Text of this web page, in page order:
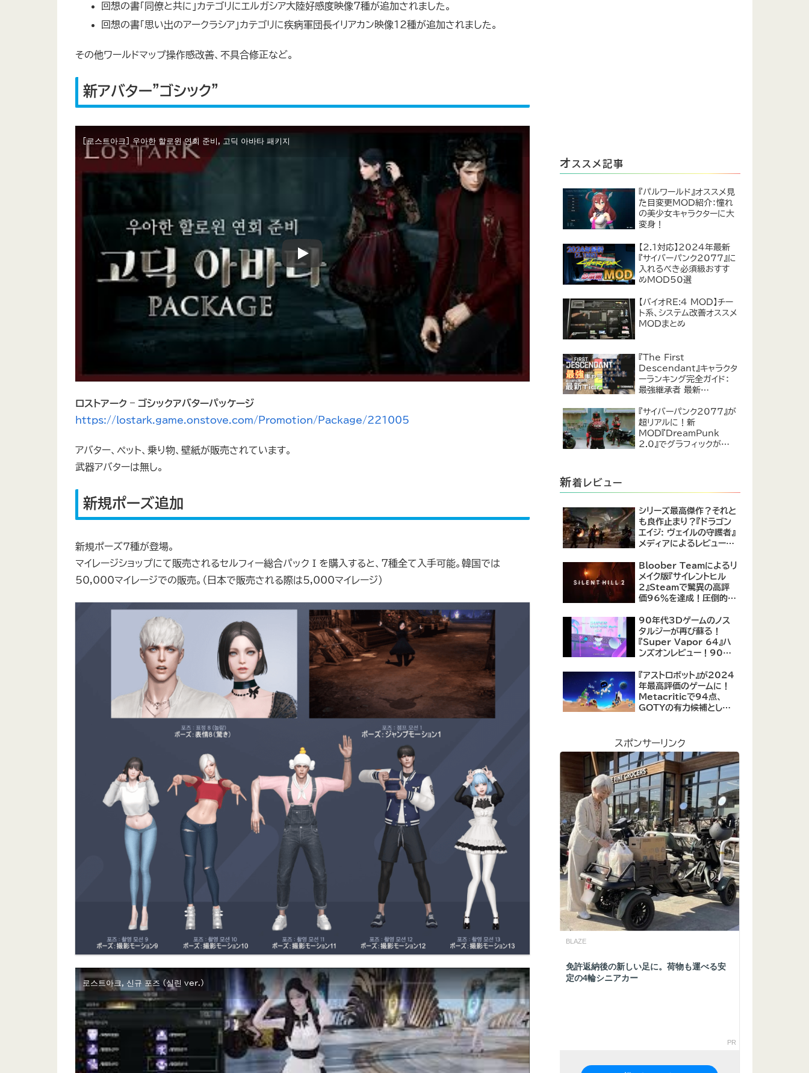
回想の書「同僚と共に」カテゴリにエルガシア大陸好感度映像7種が追加されました。
回想の書「思い出のアークラシア」カテゴリに疾病軍団長イリアカン映像12種が追加されました。
その他ワールドマップ操作感改善、不具合修正など。
新アバター”ゴシック”
[로스트아크] 우아한 할로윈 연회 준비, 고딕 아바타 패키지
ロストアーク – ゴシックアバターパッケージ
https://lostark.game.onstove.com/Promotion/Package/221005
アバター、ペット、乗り物、壁紙が販売されています。
武器アバターは無し。
新規ポーズ追加
新規ポーズ７種が登場。
マイレージショップにて販売されるセルフィー総合パックⅠを購入すると、7種全て入手可能。韓国では
50,000マイレージでの販売。（日本で販売される際は5,000マイレージ）
로스트아크, 신규 포즈 (실린 ver.)
オ ススメ記事
『パルワールド』オススメ見
た目変更MOD紹介：憧れ
の美少女キャラクターに大
変身！
【2.1対応】2024年最新
『サイバーパンク2077』に
入れるべき必須級おすす
めMOD50選
【バイオRE:4 MOD】チー
ト系、システム改善オススメ
MODまとめ
『The First
Descendant』キャラクタ
ーランキング完全ガイド：
最強継承者 最新
『サイバーパンク2077』が
超リアルに！新
MOD『DreamPunk
2.0』でグラフィックが恐ろ
新着レビュー
シリーズ最高傑作？それと
も良作止まり？『ドラゴン
エイジ: ヴェイルの守護者』
メディアによるレビューが
ラクター育成システムは好
評、戦闘システムは賛否あ
り
Bloober Teamによるリ
メイク版『サイレントヒル
2』Steamで驚異の高評
価96％を達成！圧倒的な
の復活
90年代3Dゲームのノス
タルジーが再び蘇る！
『Super Vapor 64』ハ
ンズオンレビュー！90年
再現したノスタルジックア
クション
『アストロボット』が2024
年最高評価のゲームに！
Metacriticで94点、
GOTYの有力候補として
スポンサーリンク